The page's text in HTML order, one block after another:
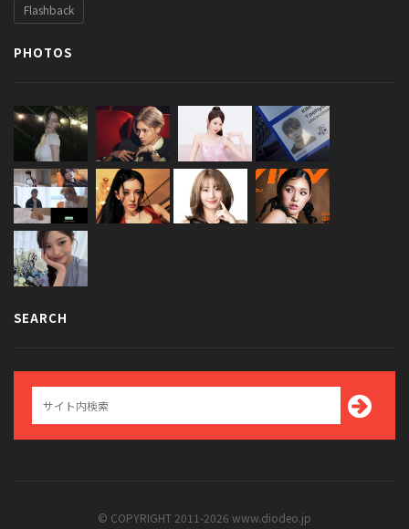
Flashback
PHOTOS
SEARCH
© COPYRIGHT 2011-2026 www.diodeo.jp